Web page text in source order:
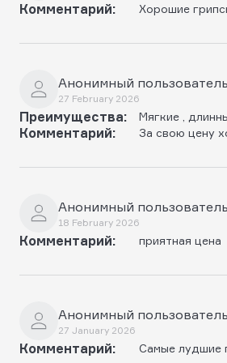
Комментарий: Хорошие
Анонимный пользователь
27 February 2026
Преимущества: Мягкие ,
Комментарий: За свою цену
Анонимный пользователь
18 February 2026
Комментарий: приятная цена
Анонимный пользователь
27 January 2026
Комментарий: Самые лудшие